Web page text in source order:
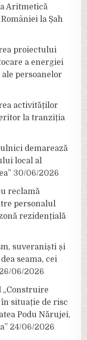
Aritmetică
la Șah
proiectului
a energiei
persoanelor
activităților
la tranziția
demarează
local al
30/06/2026
reclamă
personalul
rezidențială
suveraniști și
seama, cei
26/06/2026
„Construire
situație de risc
Podu Nărujei,
24/06/2026